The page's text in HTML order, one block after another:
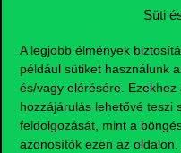
Süti
A legjobb élmények
például sütiket használunk
és/vagy elérésére.
hozzájárulás lehetővé teszi
feldolgozását, mint a
azonosítók ezen az
Események